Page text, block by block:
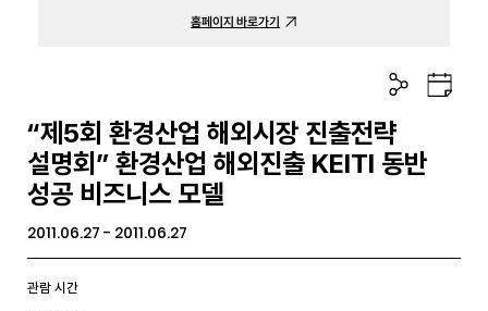
홈페이지 바로가기
공
유
하
기
구
글
더
“제5회 환경산업 해외시장 진출전략
설명회” 환경산업 해외진출 KEITI 동반
성공 비즈니스 모델
2011.06.27 - 2011.06.27
관람 시간